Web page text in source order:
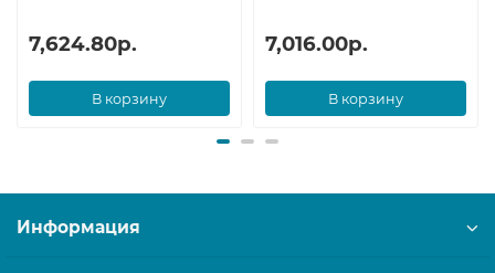
7,624.80р.
В корзину
7,016.00р.
В корзину
Информация